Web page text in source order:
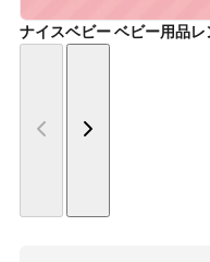
ナイスベビー ベビー用品